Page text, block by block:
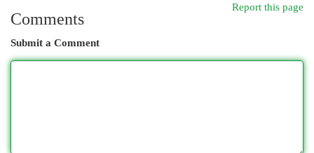
Report this page
Comments
Submit a Comment